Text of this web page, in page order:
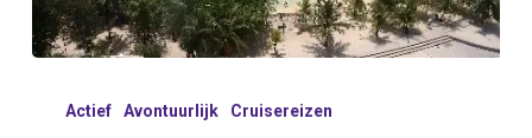
LiveaBoard
Actief Avontuurlijk Cruisereizen